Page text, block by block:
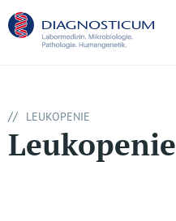
// LEUKOPENIE
Leukopenie